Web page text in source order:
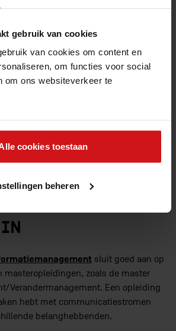
gebruik van cookies
van cookies om content en
om functies voor social
om ons websiteverkeer te
cookies toestaan
beheren
zelfvertrouwen een boost geven? Met
van Breinstein,
werkervaring op, maar dan met
van onder andere een fieldcoach.
sluit goed aan op
masteropleidingen, zoals de master
Verandermanagement. Een opleiding
hebt met communicatiestromen
belanghebbenden.